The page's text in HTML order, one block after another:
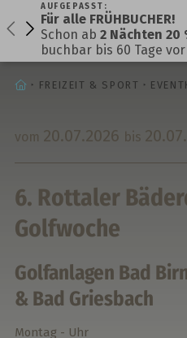
AUFGEPASST:
Für alle FRÜHBUCHER!
Schon ab 2 Nächten 20
buchbar bis 60 Tage
STARTSEITE
FREIZEIT & SPORT
vom 20.07.2026 bis 20.07.
6. Rottaler
Golfwoche
Golfanlagen Bad
& Bad Griesbach
Montag - Uhr